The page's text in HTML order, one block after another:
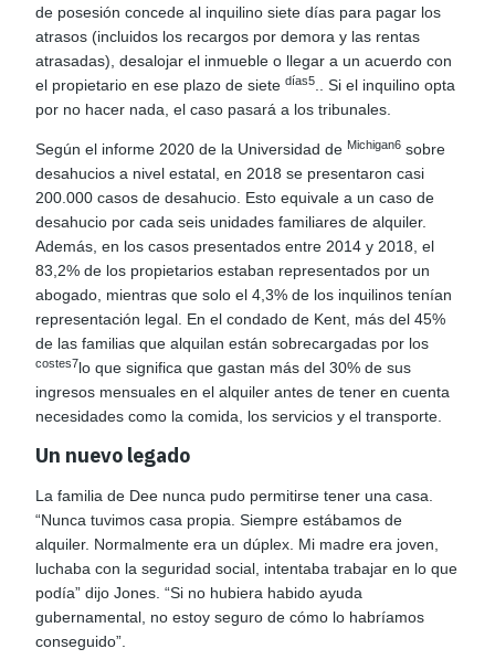
de posesión concede al inquilino siete días para pagar los
atrasos (incluidos los recargos por demora y las rentas
atrasadas), desalojar el inmueble o llegar a un acuerdo con
el propietario en ese plazo de sietedías5
. Si el inquilino opta
por no hacer nada, el caso pasará a los tribunales.
Según el informe 2020 de la Universidad de Michigan6 sobre
desahucios a nivel estatal, en 2018 se presentaron casi
200.000 casos de desahucio. Esto equivale a un caso de
desahucio por cada seis unidades familiares de alquiler.
Además, en los casos presentados entre 2014 y 2018, el
83,2% de los propietarios estaban representados por un
abogado, mientras que solo el 4,3% de los inquilinos tenían
representación legal. En el condado de Kent, más del 45%
de las familias que alquilan están sobrecargadas por los
costes7lo que significa que gastan más del 30% de sus
ingresos mensuales en el alquiler antes de tener en cuenta
necesidades como la comida, los servicios y el transporte.
Un nuevo legado
La familia de Dee nunca pudo permitirse tener una casa.
“Nunca tuvimos casa propia. Siempre estábamos de
alquiler. Normalmente era un dúplex. Mi madre era joven,
luchaba con la seguridad social, intentaba trabajar en lo que
podía” dijo Jones. “Si no hubiera habido ayuda
gubernamental, no estoy seguro de cómo lo habríamos
conseguido”.